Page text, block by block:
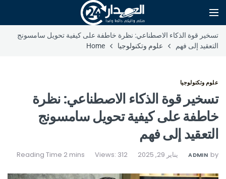
تسخير قوة الذكاء الاصطناعي: نظرة خاطفة على كيفية تحويل سامسونج
التعقيد إلى فهم
علوم وتكنولوجيا Home
علوم وتكنولوجيا
تسخير قوة الذكاء الاصطناعي: نظرة
خاطفة على كيفية تحويل سامسونج
التعقيد إلى فهم
by
ADMIN يناير 29, 2025 Views: 312